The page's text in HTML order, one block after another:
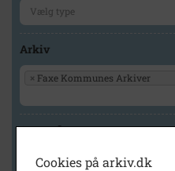
Arkiv
× Faxe Kommunes Arkiver
Geografi
Cookies på arkiv.dk